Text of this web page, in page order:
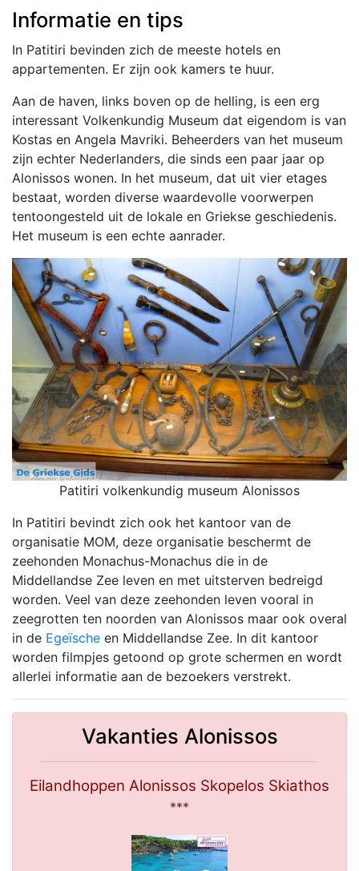
Informatie en tips
In Patitiri bevinden zich de meeste hotels en
appartementen. Er zijn ook kamers te huur.
Aan de haven, links boven op de helling, is een erg
interessant Volkenkundig Museum dat eigendom is van
Kostas en Angela Mavriki. Beheerders van het museum
zijn echter Nederlanders, die sinds een paar jaar op
Alonissos wonen. In het museum, dat uit vier etages
bestaat, worden diverse waardevolle voorwerpen
tentoongesteld uit de lokale en Griekse geschiedenis.
Het museum is een echte aanrader.
Patitiri volkenkundig museum Alonissos
In Patitiri bevindt zich ook het kantoor van de
organisatie MOM, deze organisatie beschermt de
zeehonden Monachus-Monachus die in de
Middellandse Zee leven en met uitsterven bedreigd
worden. Veel van deze zeehonden leven vooral in
zeegrotten ten noorden van Alonissos maar ook overal
in de Egeïsche en Middellandse Zee. In dit kantoor
worden filmpjes getoond op grote schermen en wordt
allerlei informatie aan de bezoekers verstrekt.
Vakanties Alonissos
Eilandhoppen Alonissos Skopelos Skiathos
***